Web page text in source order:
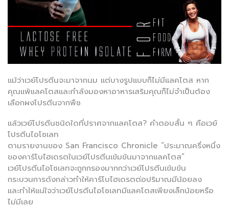
k
แม้ว่าเวย์โปรตีนจะมาจากนม แต่บางรูปแบบก็ไม่มีแลคโตส หาก
คุณแพ้แลคโตสและกำลังมองหาอาหารเสริมคุณก็ไม่จำเป็นต้อง
เลือกผงโปรตีนจากพืช
แล้วเวย์โปรตีนชนิดใดที่ปราศจากแลคโตส? คำตอบสั้น ๆ คือเวย์
โปรตีนไอโซเลท
ตามรายงานของ San Francisco Chronicle “ประมาณครึ่งหนึ่ง
ของคาร์โบไฮเดรตในเวย์โปรตีนเข้มข้นมาจากแลคโตส”
เวย์โปรตีนไอโซเลทจะถูกกรองมากกว่าเวย์โปรตีนเข้มข้น
กระบวนการดังกล่าวทำให้คาร์โบไฮเดรตต่อปริมาณมีน้อยลง
และทำให้แน่ใจว่าเวย์โปรตีนไอโซเลทมีแลคโตสเพียงเล็กน้อยหรือ
ไม่มีเลย